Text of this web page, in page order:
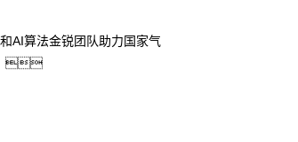
AI算法金锐团队助力国家气
。